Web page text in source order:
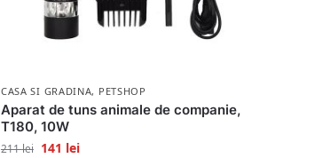
CASA SI GRADINA, PETSHOP
Aparat de tuns animale de companie,
T180, 10W
211lei 141 lei